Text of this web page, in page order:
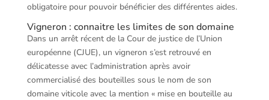
obligatoire pour pouvoir bénéficier des différentes aides.
Vigneron : connaitre les limites de son domaine
Dans un arrêt récent de la Cour de justice de l’Union
européenne (CJUE), un vigneron s’est retrouvé en
délicatesse avec l’administration après avoir
commercialisé des bouteilles sous le nom de son
domaine viticole avec la mention « mise en bouteille au